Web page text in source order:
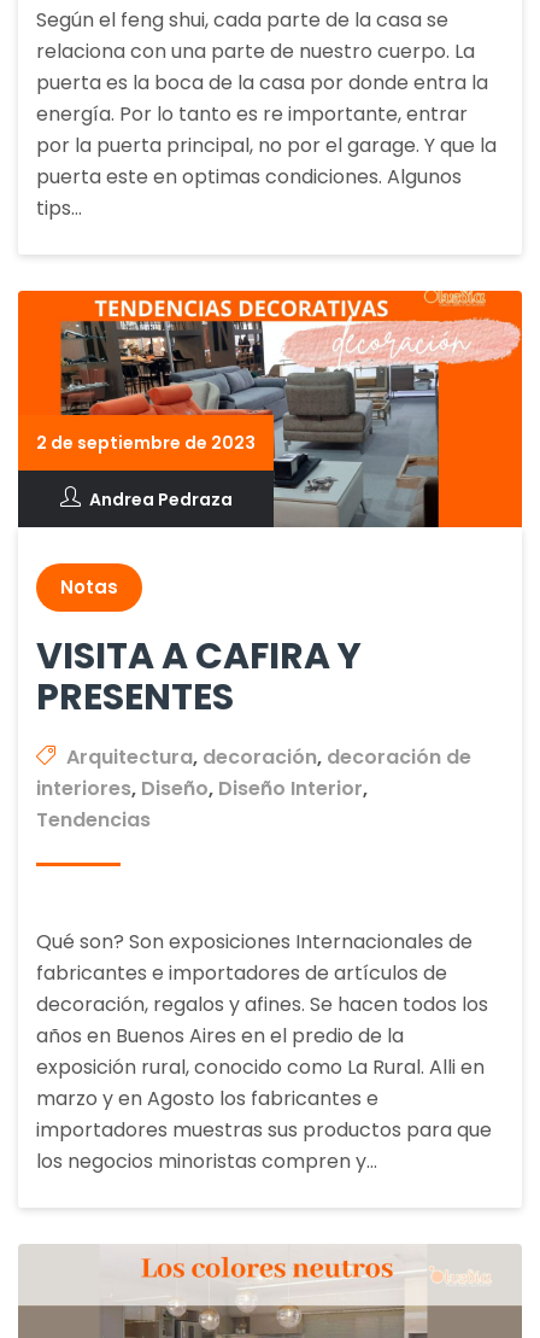
Según el feng shui, cada parte de la casa se
relaciona con una parte de nuestro cuerpo. La
puerta es la boca de la casa por donde entra la
energía. Por lo tanto es re importante, entrar
por la puerta principal, no por el garage. Y que la
puerta este en optimas condiciones. Algunos
tips…
2 de septiembre de 2023
Andrea Pedraza
Notas
VISITA A CAFIRA Y
PRESENTES
Arquitectura, decoración, decoración de
interiores, Diseño, Diseño Interior,
Tendencias
Qué son? Son exposiciones Internacionales de
fabricantes e importadores de artículos de
decoración, regalos y afines. Se hacen todos los
años en Buenos Aires en el predio de la
exposición rural, conocido como La Rural. Alli en
marzo y en Agosto los fabricantes e
importadores muestras sus productos para que
los negocios minoristas compren y…